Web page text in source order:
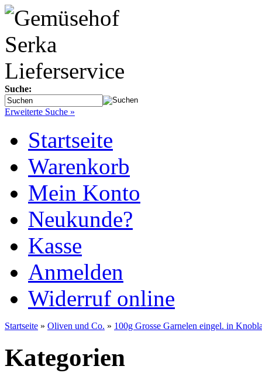
Suche:
Erweiterte Suche »
Startseite
Warenkorb
Mein Konto
Neukunde?
Kasse
Anmelden
Widerruf online
Startseite » Oliven und Co. » 100g Grosse Garnelen eingel. in
Kategorien